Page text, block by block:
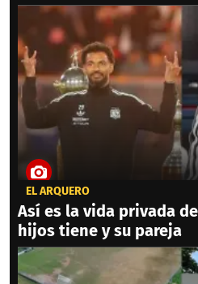
EL ARQUERO
Así es la vida privada
hijos tiene y su pareja